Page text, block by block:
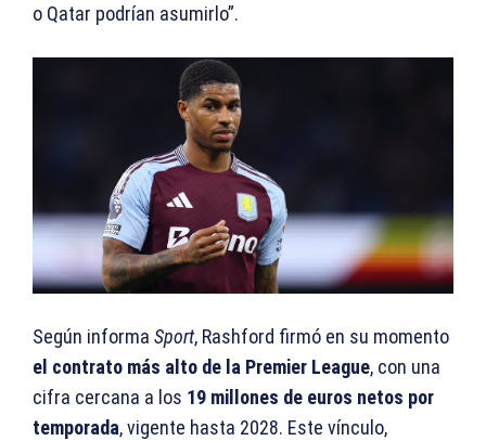
o Qatar podrían asumirlo”.
Según informa Sport, Rashford firmó en su momento
el contrato más alto de la Premier League, con una
cifra cercana a los 19 millones de euros netos por
temporada, vigente hasta 2028. Este vínculo,